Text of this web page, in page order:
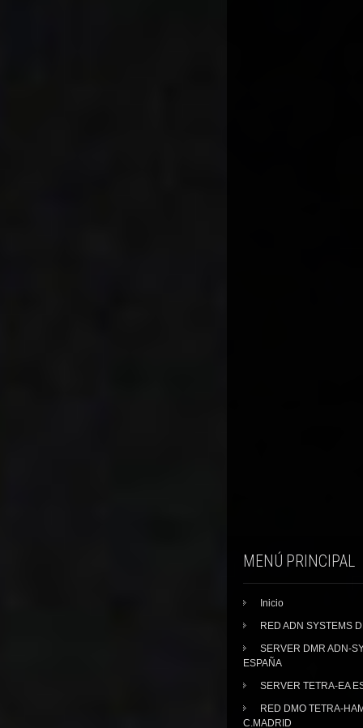
MENÚ PRINCIPAL
Inicio
RED ADN SYSTEMS
SERVER DMR ADN-
ESPAÑA
SERVER TETRA-EA
RED DMO TETRA-
C.MADRID